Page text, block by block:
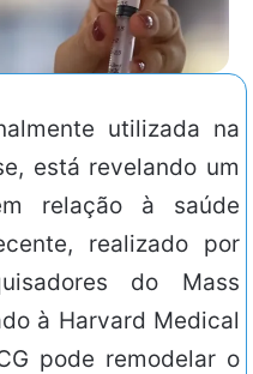
utilizada na
está revelando um
relação à saúde
realizado por
do Mass
à Harvard Medical
pode remodelar o